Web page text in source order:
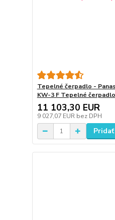
Tepelné čerpadlo -
KW-3 F Tepelné čerpadlo
11 103,30 EUR
9 027,07 EUR bez DPH